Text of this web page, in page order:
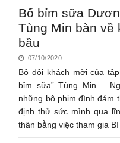
Bố bỉm sữa
Tùng Min bàn về
bầu
07/10/2020
Bộ đôi khách mời của
bỉm sữa” Tùng Min –
những bộ phim đình đám
định thử sức mình qua
thân bằng việc tham gia Bí